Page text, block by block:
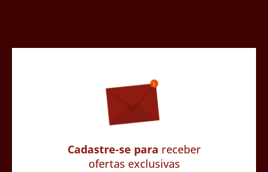
Cadastre-se para receber
ofertas exclusivas